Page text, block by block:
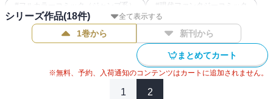
# フルカラーコミック（ジャンプ系） #現代ファンタジーコミック
全て表示する
シリーズ作品(18件)
1巻から 新刊から
まとめてカート
※無料、予約、入荷通知のコンテンツはカートに追加されません。
1 2